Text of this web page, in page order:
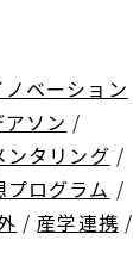
ベーション
ソン /
ンタリング /
プログラム /
/ 産学連携 /